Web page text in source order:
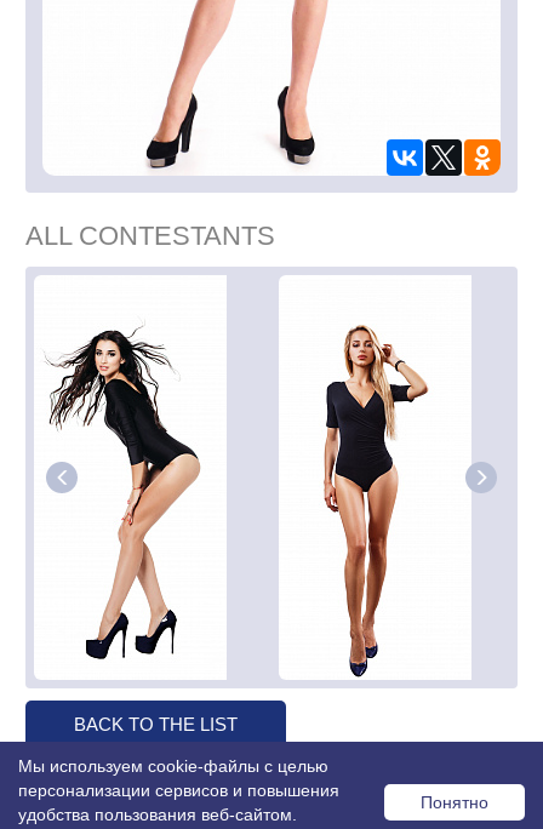
ALL CONTESTANTS
BACK TO THE LIST
Мы используем cookie-файлы с целью
персонализации сервисов и повышения
удобства пользования веб-сайтом.
Понятно
© 2026 MISS OFFICE